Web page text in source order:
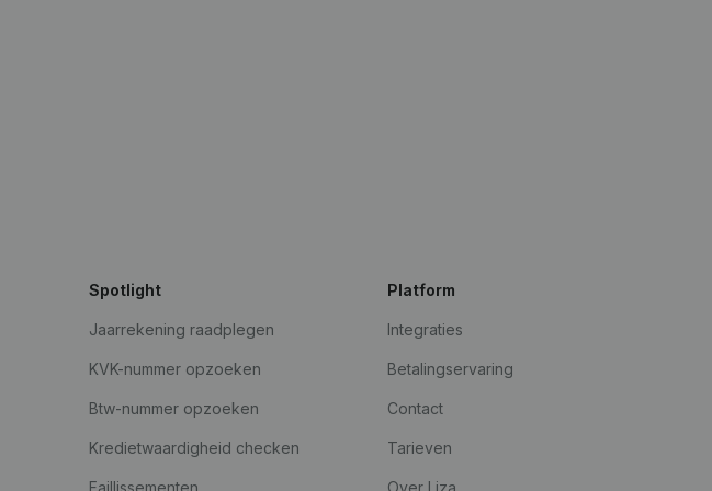
Spotlight
Jaarrekening raadplegen
KVK-nummer opzoeken
Btw-nummer opzoeken
Kredietwaardigheid checken
Faillissementen
Platform
Integraties
Betalingservaring
Contact
Tarieven
Over Liza